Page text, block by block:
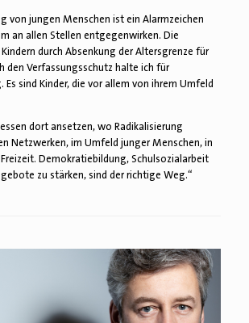
von jungen Menschen ist ein Alarmzeichen
an allen Stellen entgegenwirken. Die
durch Absenkung der Altersgrenze für
den Verfassungsschutz halte ich für
sind Kinder, die vor allem von ihrem Umfeld
dort ansetzen, wo Radikalisierung
Netzwerken, im Umfeld junger Menschen, in
Demokratiebildung, Schulsozialarbeit
zu stärken, sind der richtige Weg.“